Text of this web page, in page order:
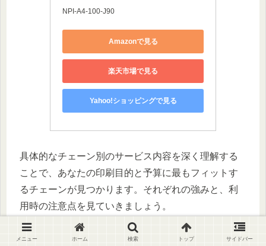
NPI-A4-100-J90
Amazonで見る
楽天市場で見る
Yahoo!ショッピングで見る
具体的なチェーン別のサービス内容を深く理解する
ことで、あなたの印刷目的と予算に最もフィットす
るチェーンが見つかります。それぞれの強みと、利
用時の注意点を見ていきましょう。
メニュー ホーム 検索 トップ サイドバー